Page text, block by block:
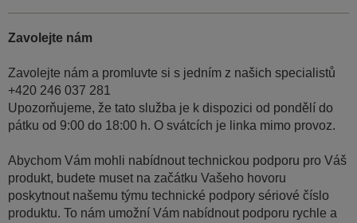
Zavolejte nám
Zavolejte nám a promluvte si s jedním z našich specialistů
+420 246 037 281
Upozorňujeme, že tato služba je k dispozici od pondělí do
pátku od 9:00 do 18:00 h. O svátcích je linka mimo provoz.
Abychom Vám mohli nabídnout technickou podporu pro Váš
produkt, budete muset na začátku Vašeho hovoru
poskytnout našemu týmu technické podpory sériové číslo
produktu. To nám umožní Vám nabídnout podporu rychle a